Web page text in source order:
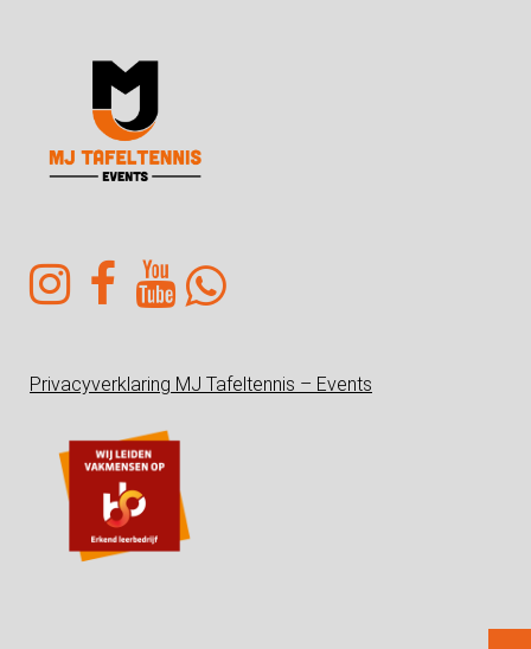
Privacyverklaring MJ Tafeltennis – Events